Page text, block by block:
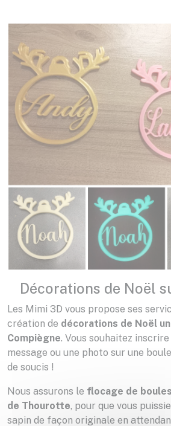
Décorations de Noël
Les Mimi 3D vous propose ses
création de décorations de Noël
Compiègne. Vous souhaitez
message ou une photo sur une
de soucis !
Nous assurons le flocage de
de Thourotte, pour que vous
sapin de façon originale en